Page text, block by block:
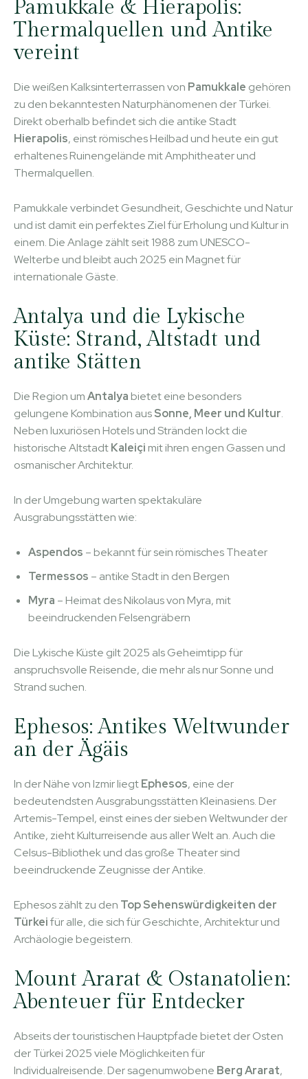
Pamukkale & Hierapolis:
Thermalquellen und Antike
vereint
Die weißen Kalksinterterrassen von Pamukkale gehören
zu den bekanntesten Naturphänomenen der Türkei.
Direkt oberhalb befindet sich die antike Stadt
Hierapolis, einst römisches Heilbad und heute ein gut
erhaltenes Ruinengelände mit Amphitheater und
Thermalquellen.
Pamukkale verbindet Gesundheit, Geschichte und Natur
und ist damit ein perfektes Ziel für Erholung und Kultur in
einem. Die Anlage zählt seit 1988 zum UNESCO-
Welterbe und bleibt auch 2025 ein Magnet für
internationale Gäste.
Antalya und die Lykische
Küste: Strand, Altstadt und
antike Stätten
Die Region umAntalya bietet eine besonders
gelungene Kombination ausSonne, Meer und Kultur.
Neben luxuriösen Hotels und Stränden lockt die
historische AltstadtKaleiçi mit ihren engen Gassen und
osmanischer Architektur.
In der Umgebung warten spektakuläre
Ausgrabungsstätten wie:
Aspendos – bekannt für sein römisches Theater
Termessos – antike Stadt in den Bergen
Myra – Heimat des Nikolaus von Myra, mit
beeindruckenden Felsengräbern
Die Lykische Küste gilt 2025 als Geheimtipp für
anspruchsvolle Reisende, die mehr als nur Sonne und
Strand suchen.
Ephesos: Antikes Weltwunder
an der Ägäis
In der Nähe von Izmir liegtEphesos, eine der
bedeutendsten Ausgrabungsstätten Kleinasiens. Der
Artemis-Tempel, einst eines der sieben Weltwunder der
Antike, zieht Kulturreisende aus aller Welt an. Auch die
Celsus-Bibliothek und das große Theater sind
beeindruckende Zeugnisse der Antike.
Ephesos zählt zu den Top Sehenswürdigkeiten der
Türkeifür alle, die sich für Geschichte, Architektur und
Archäologie begeistern.
Mount Ararat & Ostanatolien:
Abenteuer für Entdecker
Abseits der touristischen Hauptpfade bietet der Osten
der Türkei 2025 viele Möglichkeiten für
Individualreisende. Der sagenumwobene Berg Ararat,